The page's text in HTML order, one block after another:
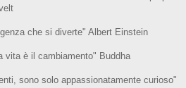
che si diverte" Albert Einstein
vita è il cambiamento" Buddha
sono solo appassionatamente curioso"